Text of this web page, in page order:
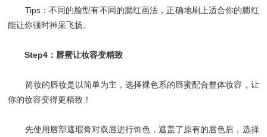
Tips：不同的脸型有不同的腮红画法，正确地刷上适合你的腮红
能让你顿时神采飞扬。
Step4：唇蜜让妆容变精致
简妆的唇妆是以简单为主，选择裸色系的唇蜜配合整体妆容，让
你的妆容变得更精致！
先使用唇部遮瑕膏对双唇进行饰色，遮盖了原有的唇色后，选择